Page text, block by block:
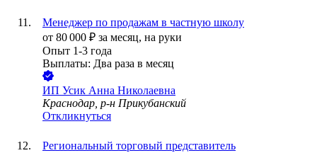
Менеджер по продажам в частную школу
от 80 000 ₽ за месяц, на руки
Опыт 1-3 года
Выплаты: Два раза в месяц
ИП Усик Анна Николаевна
Краснодар, р-н Прикубанский
Откликнуться
Региональный торговый представитель